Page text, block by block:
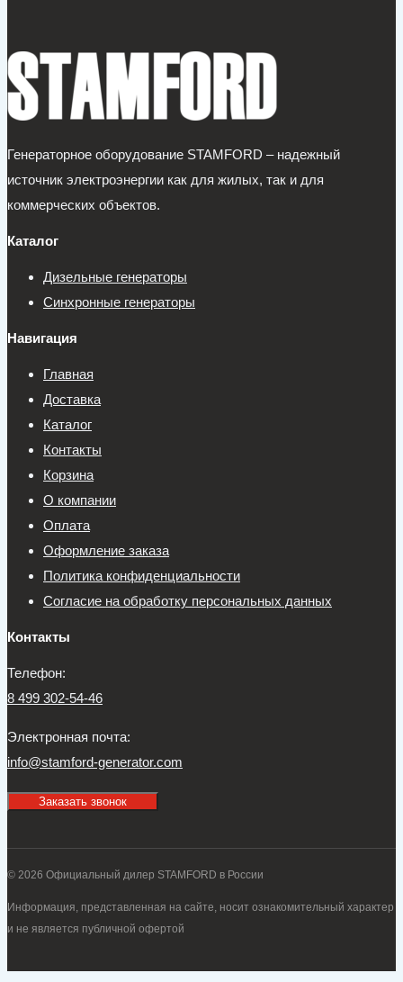
Генераторное оборудование STAMFORD – надежный
источник электроэнергии как для жилых, так и для
коммерческих объектов.
Каталог
Дизельные генераторы
Синхронные генераторы
Навигация
Главная
Доставка
Каталог
Контакты
Корзина
О компании
Оплата
Оформление заказа
Политика конфиденциальности
Согласие на обработку персональных данных
Контакты
Телефон:
8 499 302-54-46
Электронная почта:
info@stamford-generator.com
Заказать звонок
© 2026 Официальный дилер STAMFORD в России
Информация, представленная на сайте, носит ознакомительный характер
и не является публичной офертой